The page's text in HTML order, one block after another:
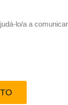
lo/a a